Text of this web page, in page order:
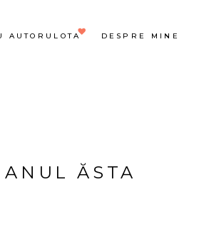
AUTORULOTA DESPRE MINE
ĂSTA